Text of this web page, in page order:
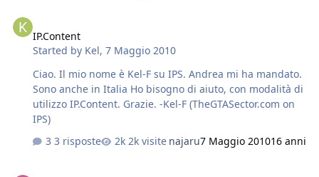
IP.Content
Started by Kel,7 Maggio 2010
Ciao. Il mio nome è Kel-F su IPS. Andrea mi ha mandato.
Sono anche in Italia Ho bisogno di aiuto, con modalità di
utilizzo IP.Content. Grazie. -Kel-F (TheGTASector.com on
IPS)
3 risposte
2k visite najaru7 Maggio 201016 anni